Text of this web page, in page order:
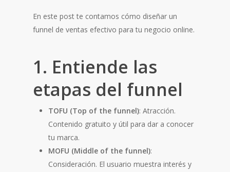
En este post te contamos cómo diseñar un
funnel de ventas efectivo para tu negocio online.
1. Entiende las
etapas del funnel
TOFU (Top of the funnel): Atracción.
Contenido gratuito y útil para dar a conocer
tu marca.
MOFU (Middle of the funnel):
Consideración. El usuario muestra interés y